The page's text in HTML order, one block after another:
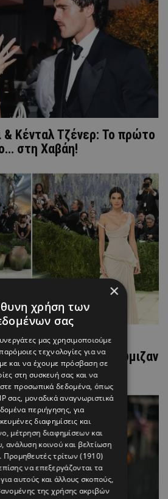
& Κένταλ Τζένερ: Το πρώτο
στη Χαβάη!
Τράβηξαν όλα τα
φορέματα που θύμιζαν
×
χρήση των
σας
μας χρησιμοποιούμε
τεχνολογίες για να
και να έχουμε πρόσβαση σε
στη συσκευή σας και να
προσωπικά δεδομένα, όπως
σας, μοναδικά αναγνωριστικά
περιήγησης, για
διαφημίσεις και
μέτρηση διαφημίσεων και
ανάλυση κοινού και βελτίωση
Προμηθευτές τρίτων (1910)
να επεξεργάζονται τα
αυτούς και άλλους σκοπούς,
της χρήσης ακριβών